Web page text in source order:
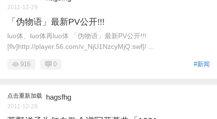
2011-12-29
「伪物语」最新PV公开!!!
luo体、luo体再luo体 「伪物语」最新PV公开!!!
[flv]http://player.56.com/v_NjU1NzcyMjQ.swf[/ ...
#新闻
916 0
点击重新加载 hagsfhg
2011-12-28